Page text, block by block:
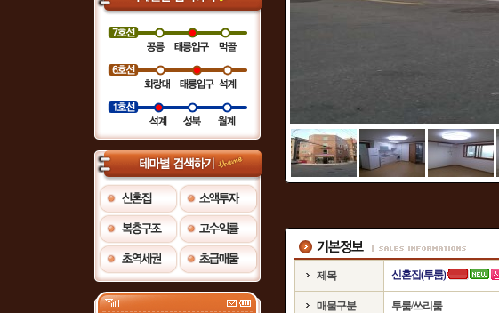
제목 신혼집(투룸)
매물구분 투룸/쓰리룸